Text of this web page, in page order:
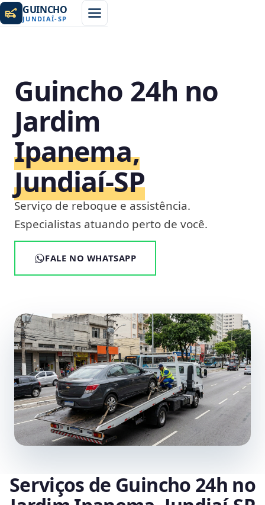
GUINCHO
JUNDIAÍ-SP
Guincho 24h no
Jardim
Ipanema,
Jundiaí‑SP
Serviço de reboque e assistência.
Especialistas atuando perto de você.
FALE NO WHATSAPP
Serviços de Guincho 24h no